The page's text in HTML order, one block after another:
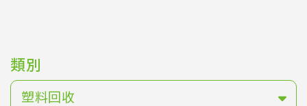
類別
塑料回收